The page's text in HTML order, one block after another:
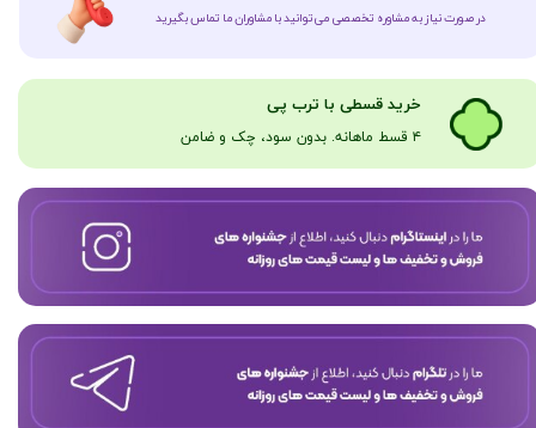
در صورت نیاز به مشاوره تخصصی می‌توانید با مشاوران ما تماس بگیرید
​​​خرید قسطی با ترب پی
۴ قسط ماهانه. بدون سود، چک و ضامن​​​​​​​